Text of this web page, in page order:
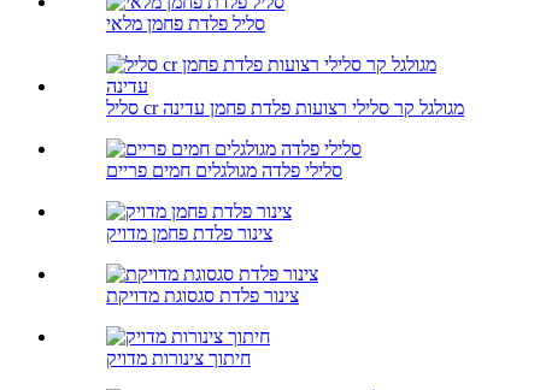
סליל פלדת פחמן מלאי
סליל cr מגולגל קר סלילי רצועות פלדת פחמן עדינה
סלילי פלדה מגולגלים חמים פריים
צינור פלדת פחמן מדויק
צינור פלדת סגסוגת מדויקת
חיתוך צינורות מדויק